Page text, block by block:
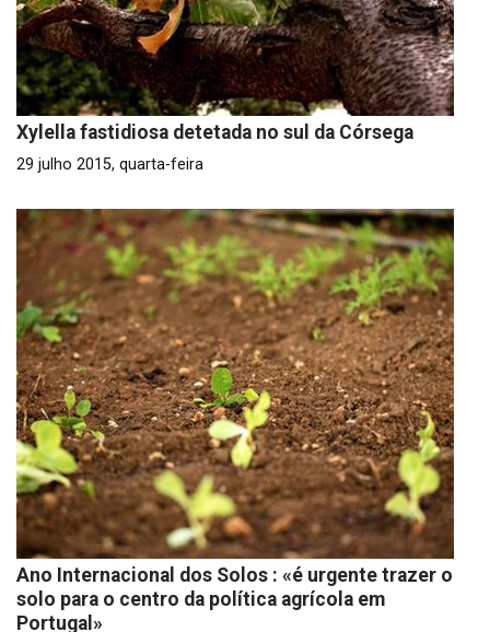
Xylella fastidiosa detetada no sul da Córsega
29 julho 2015, quarta-feira
Ano Internacional dos Solos : «é urgente trazer o
solo para o centro da política agrícola em
Portugal»